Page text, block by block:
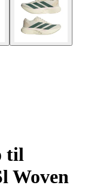
til
Woven